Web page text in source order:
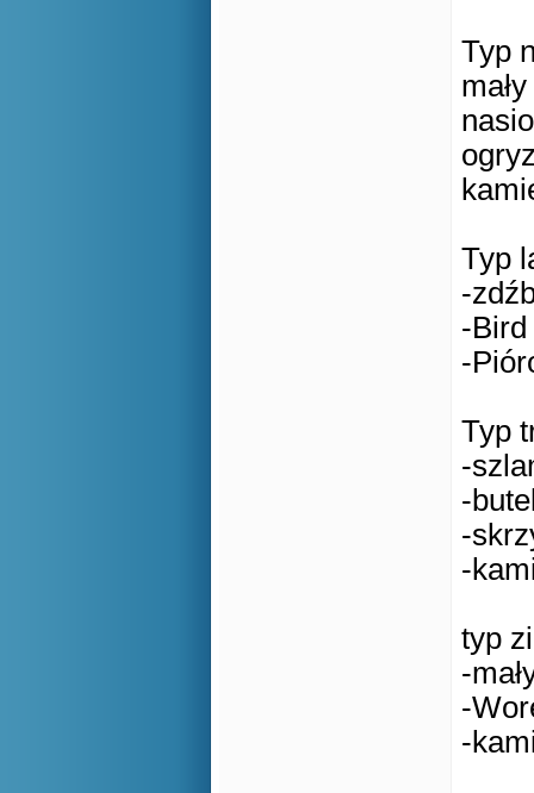
Typ
Typ
-
-Bird
-
Typ
-
-
-
-
typ
-
-
-